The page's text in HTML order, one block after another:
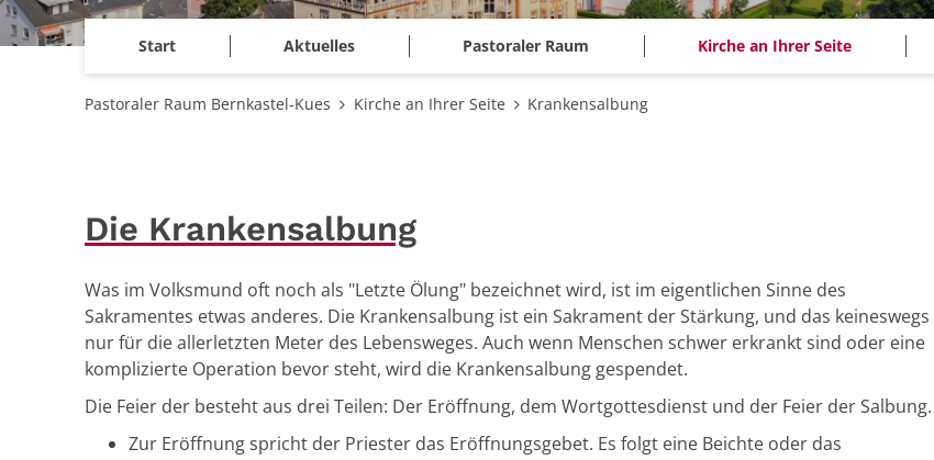
Start Aktuelles Pastoraler Raum Kirche an Ihrer Seite
Pastoraler Raum Bernkastel-Kues Kirche an Ihrer Seite Krankensalbung
Die Krankensalbung
Was im Volksmund oft noch als "Letzte Ölung" bezeichnet wird, ist im eigentlichen Sinne des
Sakramentes etwas anderes. Die Krankensalbung ist ein Sakrament der Stärkung, und das keineswegs
nur für die allerletzten Meter des Lebensweges. Auch wenn Menschen schwer erkrankt sind oder eine
komplizierte Operation bevor steht, wird die Krankensalbung gespendet.
Die Feier der besteht aus drei Teilen: Der Eröffnung, dem Wortgottesdienst und der Feier der Salbung.
Zur Eröffnung spricht der Priester das Eröffnungsgebet. Es folgt eine Beichte oder das